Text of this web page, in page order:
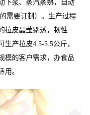
下浆、蒸汽蒸熟，自动
需要订制）。生产过程
拉皮晶莹剔透，韧性
产拉皮4.5-5.5公斤，
模的客户需求，办食品
用。